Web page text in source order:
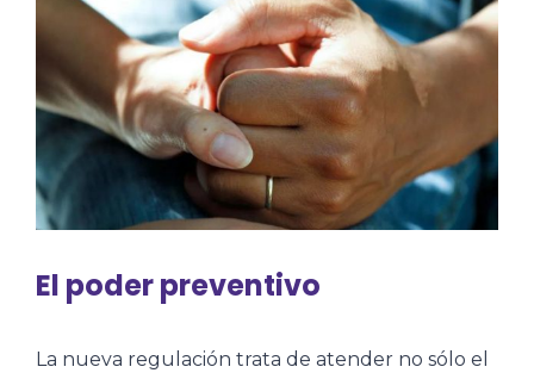
El poder preventivo
La nueva regulación trata de atender no sólo el